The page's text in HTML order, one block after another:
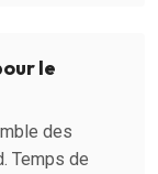
le
des
Temps de